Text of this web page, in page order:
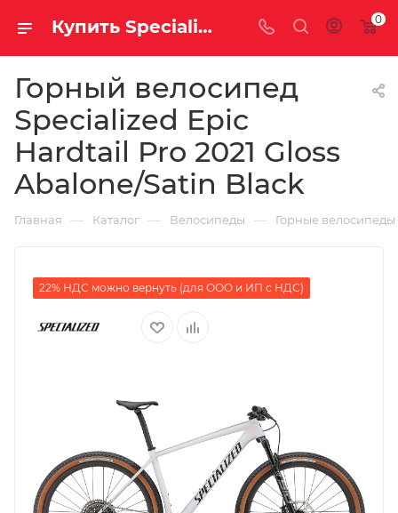
Купить Specialized Epic Hardtail Pro 2021 Gloss Abalone/Satin Black за рублей, а со скидкой 0
Горный велосипед
Specialized Epic
Hardtail Pro 2021 Gloss
Abalone/Satin Black
Главная — Каталог — Велосипеды — Горные велосипеды
22% НДС можно вернуть (для ООО и ИП с НДС)